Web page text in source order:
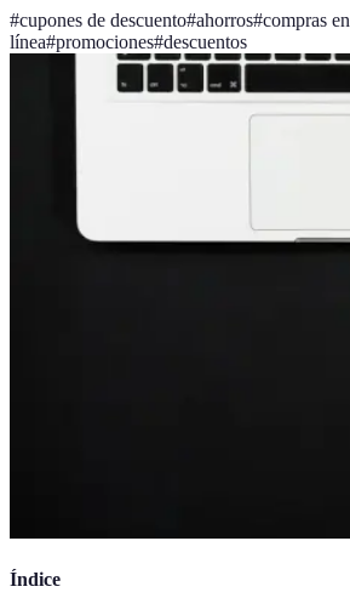
#cupones de descuento#ahorros#compras en
línea#promociones#descuentos
Índice